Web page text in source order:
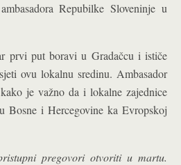
Repubilke Sloveninje u
prvi put boravi u Gradačcu i ističe
ovu lokalnu sredinu. Ambasador
je važno da i lokalne zajednice
Bosne i Hercegovine ka Evropskoj
pregovori otvoriti u martu.